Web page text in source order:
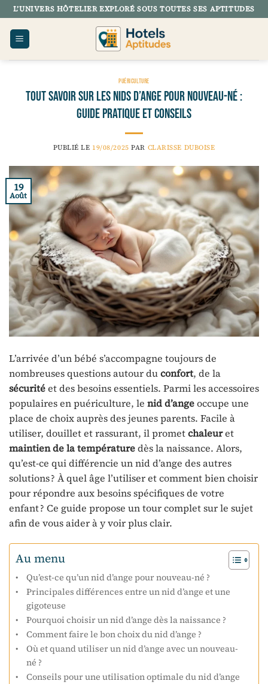
Passer
au
contenu
L’UNIVERS HÔTELIER EXPLORÉ SOUS TOUTES SES APTITUDES
PUÉRICULTURE
Tout savoir sur les nids d’ange pour nouveau-né :
guide pratique et conseils
PUBLIÉ LE 19/08/2025 PAR CLARISSE DUBOISE
19
Août
L’arrivée d’un bébé s’accompagne toujours de
nombreuses questions autour duconfort, de la
sécuritéet des besoins essentiels. Parmi les accessoires
populaires en puériculture, le nid d’angeoccupe une
place de choix auprès des jeunes parents. Facile à
utiliser, douillet et rassurant, il prometchaleuret
maintien de la températuredès la naissance. Alors,
qu’est-ce qui différencie un nid d’ange des autres
solutions ? À quel âge l’utiliser et comment bien choisir
pour répondre aux besoins spécifiques de votre
enfant ? Ce guide propose un tour complet sur le sujet
afin de vous aider à y voir plus clair.
Au menu
Qu’est-ce qu’un nid d’ange pour nouveau-né ?
Principales différences entre un nid d’ange et une
gigoteuse
Pourquoi choisir un nid d’ange dès la naissance ?
Comment faire le bon choix du nid d’ange ?
Où et quand utiliser un nid d’ange avec un nouveau-
né ?
Conseils pour une utilisation optimale du nid d’ange